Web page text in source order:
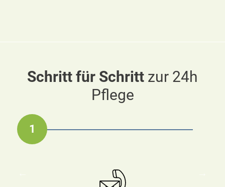
Schritt für Schritt zur 24h
Pflege
1 2 3 4 5